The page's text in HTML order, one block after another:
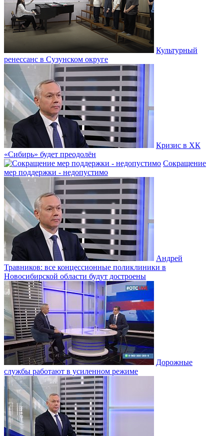
Культурный
ренессанс в Сузунском округе
Кризис в ХК
«Сибирь» будет преодолён
Сокращение
мер поддержки - недопустимо
Андрей
Травников: все концессионные поликлиники в
Новосибирской области будут достроены
Дорожные
службы работают в усиленном режиме